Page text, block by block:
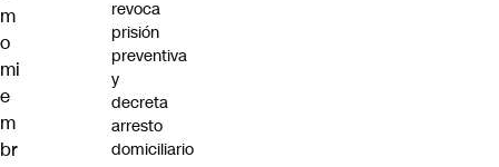
m
o
mi
e
m
br
revoca
prisión
preventiva
y
decreta
arresto
domiciliario